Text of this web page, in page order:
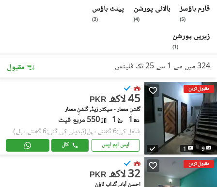
فارم ہاؤسز
(
5
)
بالائی پورشن
(
4
)
پینٹ ہاؤس
(
3
)
زیریں پورشن
(
1
)
324 میں سے 1 سے 25 تک فلیٹس مقبول
مقبول ترین
9
1
PKR 45 لاکھ
گلشنِ معمار - سیکٹر زیڈ, گلشنِ معمار
1
1 550 مربع فیٹ
شامل کی:6 گھنٹے پہل (تبدیلی کی گئی:6 گھنٹے پہلے)
ایس ایم ایس کال
مقبول ترین
PKR 32 لاکھ